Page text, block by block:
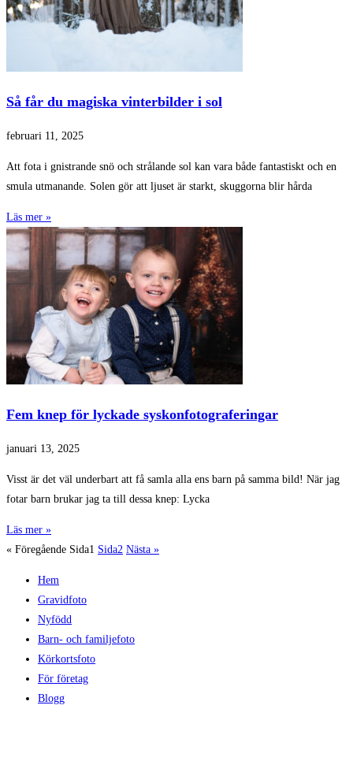
Så får du magiska vinterbilder i sol
februari 11, 2025
Att fota i gnistrande snö och strålande sol kan vara både fantastiskt och en
smula utmanande. Solen gör att ljuset är starkt, skuggorna blir hårda
Läs mer »
Fem knep för lyckade syskonfotograferingar
januari 13, 2025
Visst är det väl underbart att få samla alla ens barn på samma bild! När jag
fotar barn brukar jag ta till dessa knep: Lycka
Läs mer »
« Föregående Sida1 Sida2 Nästa »
Hem
Gravidfoto
Nyfödd
Barn- och familjefoto
Körkortsfoto
För företag
Blogg